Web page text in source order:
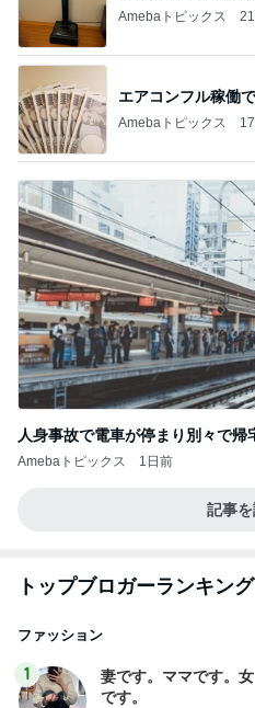
Amebaトピックス
エアコンフル稼働
Amebaトピックス
人身事故で電車が停まり別々で帰
Amebaトピックス 1日前
記事
トップブロガーランキング
ファッション
1
妻です。ママです。女
です。